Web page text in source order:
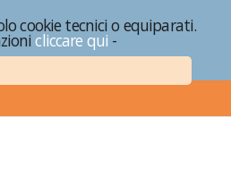
cookie tecnici o equiparati.
cliccare qui -